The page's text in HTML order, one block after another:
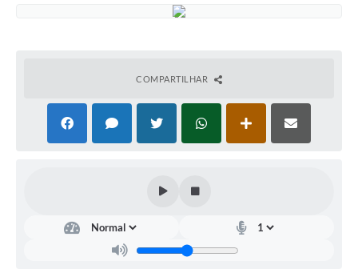
COMPARTILHAR